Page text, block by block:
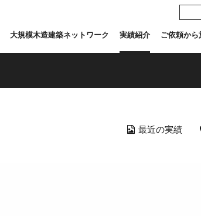
大規模木造建築ネットワーク 実績紹介 ご依頼から
最近の実績